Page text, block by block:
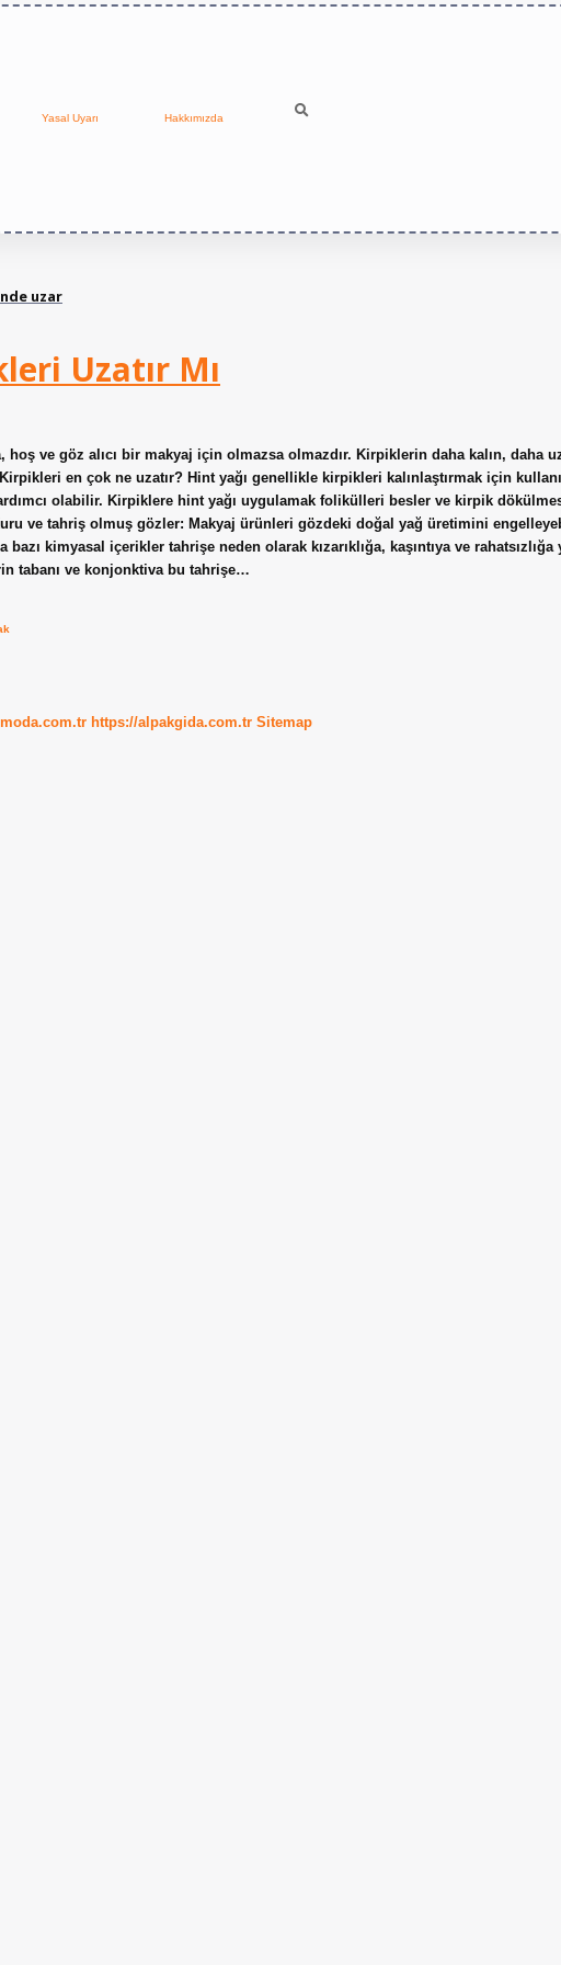
Yasal Uyarı Hakkımızda
uzar
Uzatır Mı
hoş ve göz alıcı bir makyaj için olmazsa olmazdır. Kirpiklerin daha kalın, daha
en çok ne uzatır? Hint yağı genellikle kirpikleri kalınlaştırmak için
olabilir. Kirpiklere hint yağı uygulamak folikülleri besler ve kirpik
ve tahriş olmuş gözler: Makyaj ürünleri gözdeki doğal yağ üretimini
kimyasal içerikler tahrişe neden olarak kızarıklığa, kaşıntıya ve
tabanı ve konjonktiva bu tahrişe…
https://alpakgida.com.tr Sitemap